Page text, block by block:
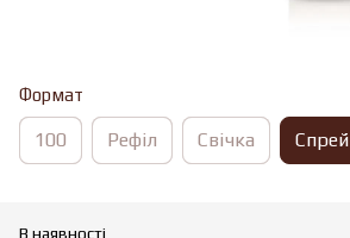
Формат
100 Рефіл Свічка Спрей
В наявності